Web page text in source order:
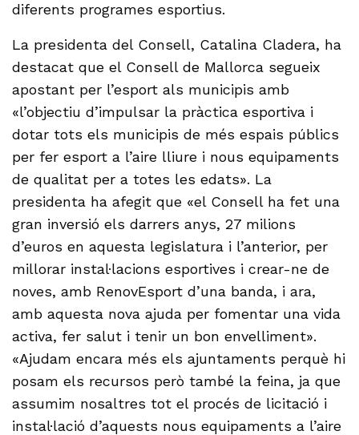
diferents programes esportius.
La presidenta del Consell, Catalina Cladera, ha
destacat que el Consell de Mallorca segueix
apostant per l’esport als municipis amb
«l’objectiu d’impulsar la pràctica esportiva i
dotar tots els municipis de més espais públics
per fer esport a l’aire lliure i nous equipaments
de qualitat per a totes les edats». La
presidenta ha afegit que «el Consell ha fet una
gran inversió els darrers anys, 27 milions
d’euros en aquesta legislatura i l’anterior, per
millorar instal·lacions esportives i crear-ne de
noves, amb RenovEsport d’una banda, i ara,
amb aquesta nova ajuda per fomentar una vida
activa, fer salut i tenir un bon envelliment».
«Ajudam encara més els ajuntaments perquè hi
posam els recursos però també la feina, ja que
assumim nosaltres tot el procés de licitació i
instal·lació d’aquests nous equipaments a l’aire